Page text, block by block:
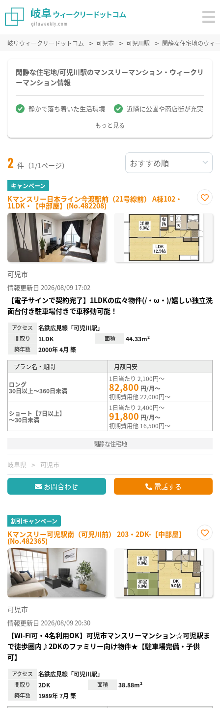
岐阜ウィークリードットコム 可児市 可児川駅 閑静な住宅地のウィ
閑静な住宅地/可児川駅のマンスリーマンション・ウィークリ
ーマンション情報
静かで落ち着いた生活環境 近隣に公園や商店街が充実
もっと見る
2 件（1/1ページ）
キャンペーン
Kマンスリー日本ライン今渡駅前（21号線前） A棟102・
1LDK・【中部屋】(No.482208)
に入
り登
録
可児市
情報更新日 2026/08/09 17:02
【電子サインで契約完了】1LDKの広々物件(/・ω・)/嬉しい独立洗
面台付き駐車場付きで車移動可能！
アクセス 名鉄広見線「可児川駅」
間取り 1LDK 面積 44.33m²
築年数 2000年 4月 築
プラン名・期間 月額目安
ロング
30日以上～360日未満
1日当たり 2,100円～
82,800 円/月～
初期費用他 22,000円～
ショート【7日以上】
～30日未満
1日当たり 2,400円～
91,800 円/月～
初期費用他 16,500円～
閑静な住宅地
岐阜県 可児市
お問合わせ 電話する
割引キャンペーン
Kマンスリー可児駅南（可児川前） 203・2DK-【中部屋】
(No.482365)
に入
り登
録
可児市
情報更新日 2026/08/09 20:30
【Wi-Fi可・4名利用OK】可児市マンスリーマンション☆可児駅ま
で徒歩圏内♪2DKのファミリー向け物件★【駐車場完備・子供
可】
アクセス 名鉄広見線「可児川駅」
間取り 2DK 面積 38.88m²
築年数 1989年 7月 築